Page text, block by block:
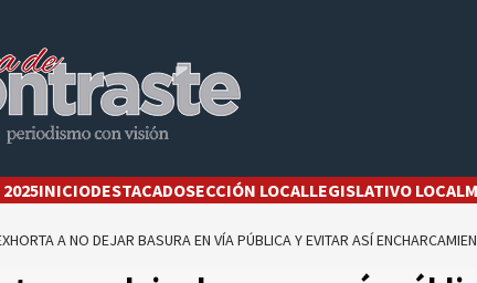
INICIODESTACADOSECCIÓN LOCALLEGISLATIVO LOCAL
A NO DEJAR BASURA EN VÍA PÚBLICA Y EVITAR ASÍ